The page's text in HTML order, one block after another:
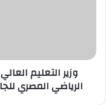
الرياضي
المصري
للجامعات
وزير التعليم
الرياضي المصري